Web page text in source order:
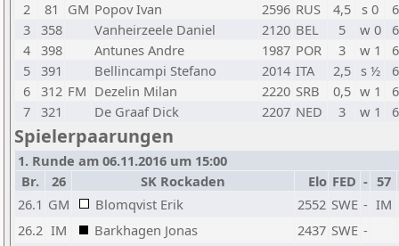
2
81 GM Popov Ivan 2596 RUS 4,5 s 0
6
3 358 Vanheirzeele Daniel 2120 BEL 5 w 0
6
4 398 Antunes Andre 1987 POR 3 w 1
6
5 391 Bellincampi Stefano 2014 ITA 2,5 s ½
6
6 312 FM Dezelin Milan 2220 SRB 0,5 w 1
6
7 321 De Graaf Dick 2207 NED 3 w 1 6
Spielerpaarungen
1. Runde am 06.11.2016 um 15:00
Br.
26 SK Rockaden Elo FED - 57
26.1 GM Blomqvist Erik 2552 SWE - IM
26.2 IM Barkhagen Jonas 2437 SWE -